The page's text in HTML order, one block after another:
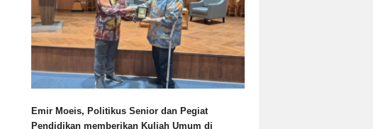
Emir Moeis, Politikus Senior dan Pegiat
Pendidikan memberikan Kuliah Umum di